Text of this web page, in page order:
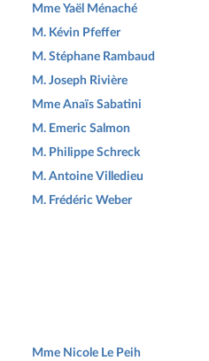
Mme Yaël Ménaché
M. Kévin Pfeffer
M. Stéphane Rambaud
M. Joseph Rivière
Mme Anaïs Sabatini
M. Emeric Salmon
M. Philippe Schreck
M. Antoine Villedieu
M. Frédéric Weber
Mme Nicole Le Peih